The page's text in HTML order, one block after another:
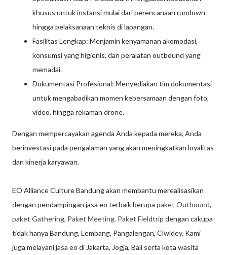
khusus untuk instansi mulai dari perencanaan rundown
hingga pelaksanaan teknis di lapangan.
Fasilitas Lengkap: Menjamin kenyamanan akomodasi,
konsumsi yang higienis, dan peralatan outbound yang
memadai.
Dokumentasi Profesional: Menyediakan tim dokumentasi
untuk mengabadikan momen kebersamaan dengan foto,
video, hingga rekaman drone.
Dengan mempercayakan agenda Anda kepada mereka, Anda
berinvestasi pada pengalaman yang akan meningkatkan loyalitas
dan kinerja karyawan.
EO Alliance Culture Bandung akan membantu merealisasikan
dengan pendampingan jasa eo terbaik berupa paket Outbound,
paket Gathering, Paket Meeting, Paket Fieldtrip dengan cakupa
tidak hanya Bandung, Lembang, Pangalengan, Ciwidey. Kami
juga melayani jasa eo di Jakarta, Jogja, Bali serta kota wasita